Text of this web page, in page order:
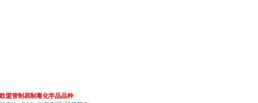
欧盟管制易制毒化学品品种